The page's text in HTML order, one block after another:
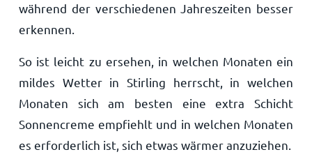
während der verschiedenen Jahreszeiten besser
erkennen.
So ist leicht zu ersehen, in welchen Monaten ein
mildes Wetter in Stirling herrscht, in welchen
Monaten sich am besten eine extra Schicht
Sonnencreme empfiehlt und in welchen Monaten
es erforderlich ist, sich etwas wärmer anzuziehen.